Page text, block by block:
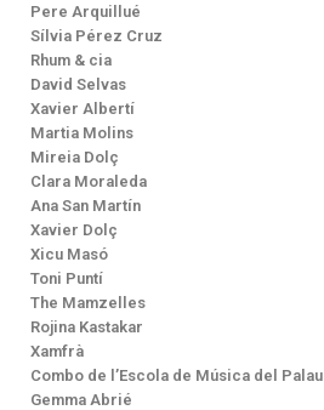
Pere Arquillué
Sílvia Pérez Cruz
Rhum & cia
David Selvas
Xavier Albertí
Martia Molins
Mireia Dolç
Clara Moraleda
Ana San Martín
Xavier Dolç
Xicu Masó
Toni Puntí
The Mamzelles
Rojina Kastakar
Xamfrà
Combo de l’Escola de Música del Palau
Gemma Abrié